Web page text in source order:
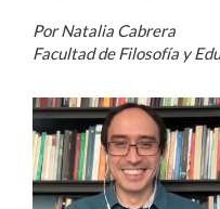
Por Natalia Cabrera
Facultad de Filosofía y